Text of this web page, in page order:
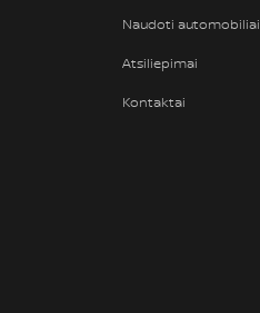
Naudoti automobiliai
Atsiliepimai
Kontaktai